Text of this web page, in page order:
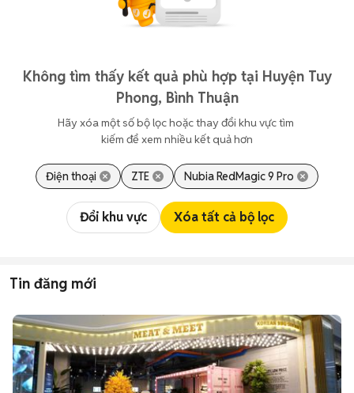
Không tìm thấy kết quả phù hợp tại Huyện Tuy
Phong, Bình Thuận
Hãy xóa một số bộ lọc hoặc thay đổi khu vực tìm
kiếm để xem nhiều kết quả hơn
Điện thoại ZTE Nubia RedMagic 9 Pro
Đổi khu vực Xóa tất cả bộ lọc
Tin đăng mới